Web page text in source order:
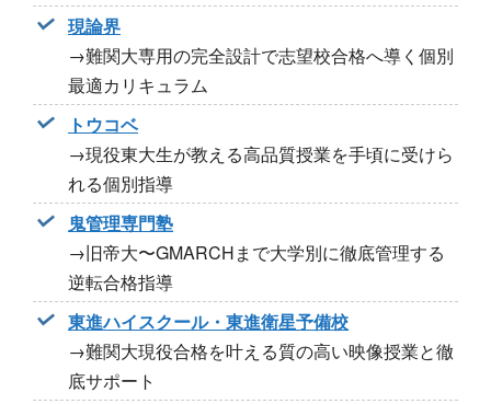
現論界
→難関大専用の完全設計で志望校合格へ導く個別
最適カリキュラム
トウコベ
→現役東大生が教える高品質授業を手頃に受けら
れる個別指導
鬼管理専門塾
→旧帝大〜GMARCHまで大学別に徹底管理する
逆転合格指導
東進ハイスクール・東進衛星予備校
→難関大現役合格を叶える質の高い映像授業と徹
底サポート